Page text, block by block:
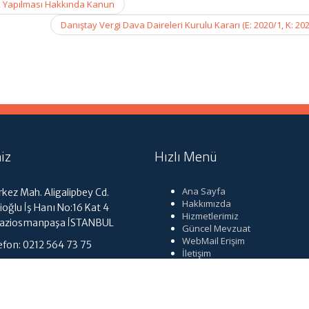
Hakkında Kanun
Danıştay Vergi Dava Daireleri Kurulu Kararı (E: 2020/1, K:
Mah. Aligalipbey Cd.
İş Hanı No:16 Kat 4
İSTANBUL
0212 564 73 75
Hızlı Menü
Ana Sayfa
Hakkımızda
Hizmetlerimiz
Güncel Mevzuat
WebMail Erişim
İletişim